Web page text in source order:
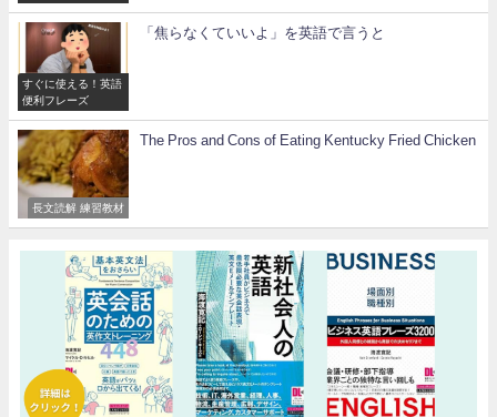
すぐに使える！英語
便利フレーズ
「焦らなくていいよ」を英語で言うと
長文読解 練習教材
The Pros and Cons of Eating Kentucky Fried Chicken